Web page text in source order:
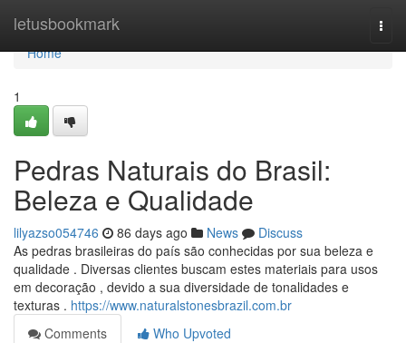
letusbookmark
Home
Home
1
Pedras Naturais do Brasil:
Beleza e Qualidade
lilyazso054746 86 days ago News
Discuss
As pedras brasileiras do país são conhecidas por sua beleza e
qualidade . Diversas clientes buscam estes materiais para usos
em decoração , devido a sua diversidade de tonalidades e
texturas . https://www.naturalstonesbrazil.com.br
Comments
Who Upvoted